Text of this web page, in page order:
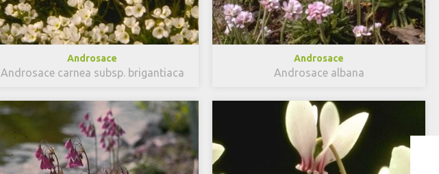
Androsace
Androsace carnea subsp. brigantiaca
Androsace
Androsace albana